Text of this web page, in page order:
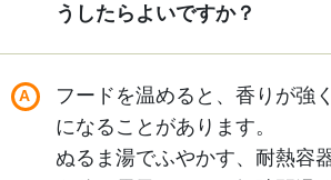
うしたらよいですか？
フードを温めると、香りが強
になることがあります。
ぬるま湯でふやかす、耐熱容